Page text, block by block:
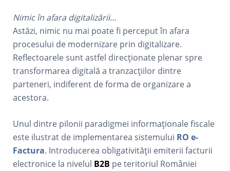
Nimic în afara digitalizării…
Astăzi, nimic nu mai poate fi perceput în afara
procesului de modernizare prin digitalizare.
Reflectoarele sunt astfel direcționate plenar spre
transformarea digitală a tranzacțiilor dintre
parteneri, indiferent de forma de organizare a
acestora.
Unul dintre pilonii paradigmei informaționale fiscale
este ilustrat de implementarea sistemului RO e-
Factura. Introducerea obligativității emiterii facturii
electronice la nivelul B2B pe teritoriul României